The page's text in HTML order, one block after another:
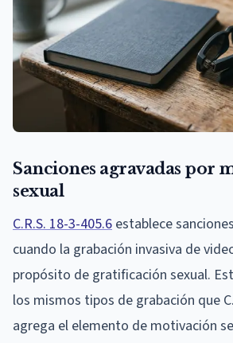
Sanciones agravadas por
sexual
C.R.S. 18-3-405.6 establece
cuando la grabación invasiva de
propósito de gratificación sexual.
los mismos tipos de grabación que
agrega el elemento de motivación